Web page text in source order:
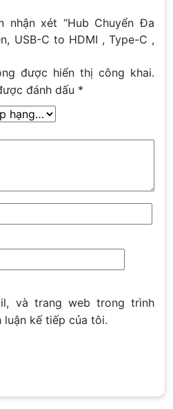
nhận xét “Hub Chuyển Đa
USB-C to HDMI , Type-C ,
được hiển thị công khai.
đánh dấu *
và trang web trong trình
luận kế tiếp của tôi.